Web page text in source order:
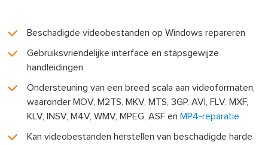
Beschadigde videobestanden op Windows repareren
Gebruiksvriendelijke interface en stapsgewijze
handleidingen
Ondersteuning van een breed scala aan videoformaten,
waaronder MOV, M2TS, MKV, MTS, 3GP, AVI, FLV, MXF,
KLV, INSV, M4V, WMV, MPEG, ASF en MP4-reparatie
Kan videobestanden herstellen van beschadigde harde